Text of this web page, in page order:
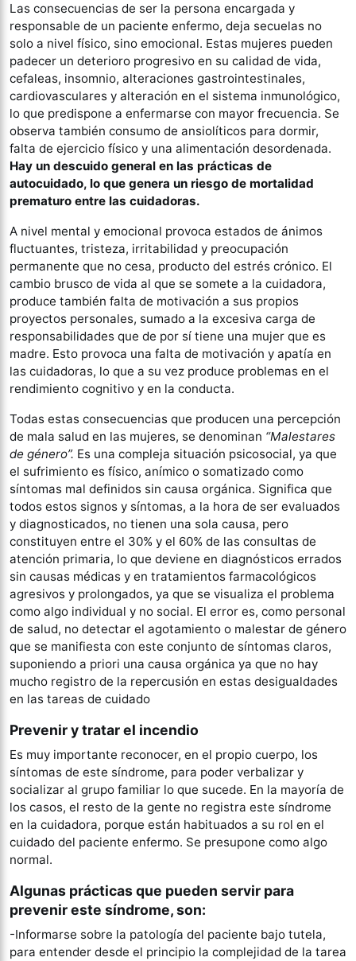
Las consecuencias de ser la persona encargada y
responsable de un paciente enfermo, deja secuelas no
solo a nivel físico, sino emocional. Estas mujeres pueden
padecer un deterioro progresivo en su calidad de vida,
cefaleas, insomnio, alteraciones gastrointestinales,
cardiovasculares y alteración en el sistema inmunológico,
lo que predispone a enfermarse con mayor frecuencia. Se
observa también consumo de ansiolíticos para dormir,
falta de ejercicio físico y una alimentación desordenada.
Hay un descuido general en las prácticas de
autocuidado, lo que genera un riesgo de mortalidad
prematuro entre las cuidadoras.
A nivel mental y emocional provoca estados de ánimos
fluctuantes, tristeza, irritabilidad y preocupación
permanente que no cesa, producto del estrés crónico. El
cambio brusco de vida al que se somete a la cuidadora,
produce también falta de motivación a sus propios
proyectos personales, sumado a la excesiva carga de
responsabilidades que de por sí tiene una mujer que es
madre. Esto provoca una falta de motivación y apatía en
las cuidadoras, lo que a su vez produce problemas en el
rendimiento cognitivo y en la conducta.
Todas estas consecuencias que producen una percepción
de mala salud en las mujeres, se denominan “Malestares
de género”. Es una compleja situación psicosocial, ya que
el sufrimiento es físico, anímico o somatizado como
síntomas mal definidos sin causa orgánica. Significa que
todos estos signos y síntomas, a la hora de ser evaluados
y diagnosticados, no tienen una sola causa, pero
constituyen entre el 30% y el 60% de las consultas de
atención primaria, lo que deviene en diagnósticos errados
sin causas médicas y en tratamientos farmacológicos
agresivos y prolongados, ya que se visualiza el problema
como algo individual y no social. El error es, como personal
de salud, no detectar el agotamiento o malestar de género
que se manifiesta con este conjunto de síntomas claros,
suponiendo a priori una causa orgánica ya que no hay
mucho registro de la repercusión en estas desigualdades
en las tareas de cuidado
Prevenir y tratar el incendio
Es muy importante reconocer, en el propio cuerpo, los
síntomas de este síndrome, para poder verbalizar y
socializar al grupo familiar lo que sucede. En la mayoría de
los casos, el resto de la gente no registra este síndrome
en la cuidadora, porque están habituados a su rol en el
cuidado del paciente enfermo. Se presupone como algo
normal.
Algunas prácticas que pueden servir para
prevenir este síndrome, son:
-Informarse sobre la patología del paciente bajo tutela,
para entender desde el principio la complejidad de la tarea